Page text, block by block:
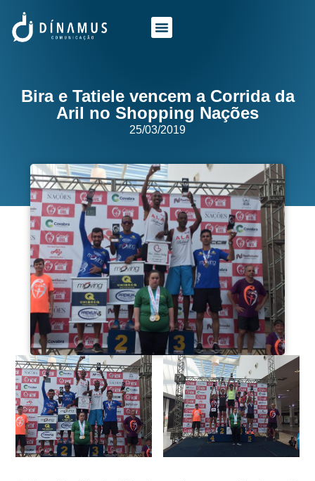
Bira e Tatiele vencem a Corrida da
Aril no Shopping Nações
25/03/2019